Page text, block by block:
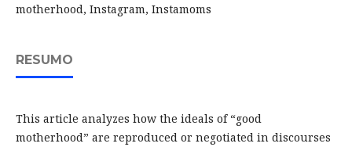
motherhood, Instagram, Instamoms
RESUMO
This article analyzes how the ideals of “good
motherhood” are reproduced or negotiated in discourses